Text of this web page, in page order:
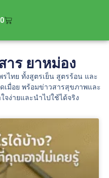
ร ยาหม่อง
ไทย ทั้งสูตรเย็น สูตรร้อน และ
เมื่อย พร้อมข่าวสารสุขภาพและ
ง่ายและนำไปใช้ได้จริง